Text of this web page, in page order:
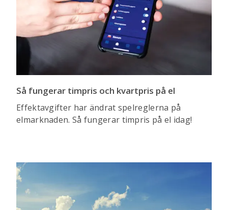
Så fungerar timpris och kvartpris på el
Effektavgifter har ändrat spelreglerna på
elmarknaden. Så fungerar timpris på el idag!